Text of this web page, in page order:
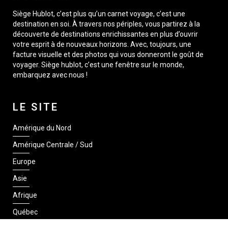
Siège Hublot, c’est plus qu’un carnet voyage, c’est une
destination en soi. À travers nos périples, vous partirez à la
découverte de destinations enrichissantes en plus d’ouvrir
votre esprit à de nouveaux horizons. Avec, toujours, une
facture visuelle et des photos qui vous donneront le goût de
voyager. Siège hublot, c’est une fenêtre sur le monde,
embarquez avec nous !
LE SITE
Amérique du Nord
Amérique Centrale / Sud
Europe
Asie
Afrique
Québec